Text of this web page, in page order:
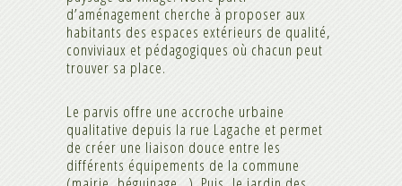
d’aménagement cherche à proposer aux
habitants des espaces extérieurs de qualité,
conviviaux et pédagogiques où chacun peut
trouver sa place.
Le parvis offre une accroche urbaine
qualitative depuis la rue Lagache et permet
de créer une liaison douce entre les
différents équipements de la commune